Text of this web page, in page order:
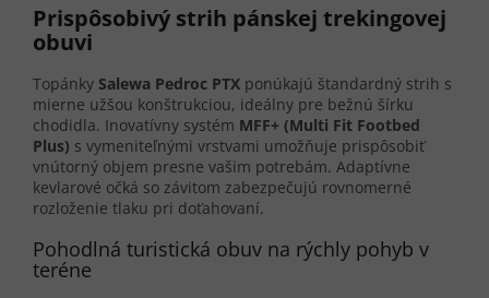
Prispôsobivý strih pánskej trekingovej
obuvi
Topánky Salewa Pedroc PTX ponúkajú štandardný strih s
mierne užšou konštrukciou, ideálny pre bežnú šírku
chodidla. Inovatívny systém MFF+ (Multi Fit Footbed
Plus) s vymeniteľnými vrstvami umožňuje prispôsobiť
vnútorný objem presne vašim potrebám. Adaptívne
kevlarové očká so závitom zabezpečujú rovnomerné
rozloženie tlaku pri doťahovaní.
Pohodlná turistická obuv na rýchly pohyb v
teréne